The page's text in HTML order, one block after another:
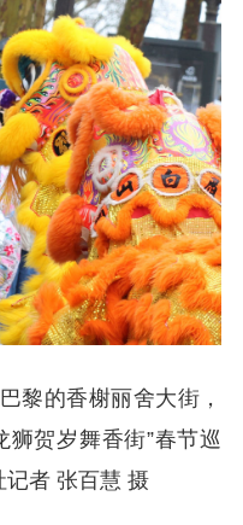
黎的香榭丽舍大街，
狮贺岁舞香街”春节巡
记者 张百慧 摄